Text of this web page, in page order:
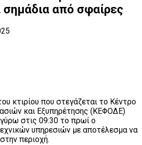
σημάδια από σφαίρες
κτιρίου που στεγάζεται το Κέντρο
και Εξυπηρέτησης (ΚΕΦΟΔΕ)
στις 09:30 το πρωί ο
υπηρεσιών με αποτέλεσμα να
περιοχή.